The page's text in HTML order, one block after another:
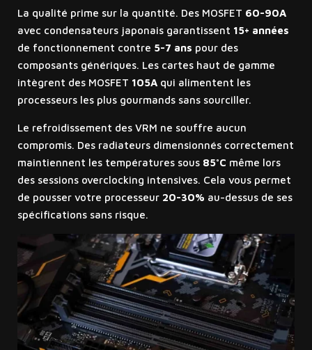
La qualité prime sur la quantité. Des MOSFET 60-90A
avec condensateurs japonais garantissent 15+ années
de fonctionnement contre 5-7 ans pour des
composants génériques. Les cartes haut de gamme
intègrent des MOSFET 105Aqui alimentent les
processeurs les plus gourmands sans sourciller.
Le refroidissement des VRM ne souffre aucun
compromis. Des radiateurs dimensionnés correctement
maintiennent les températures sous 85°C même lors
des sessions overclocking intensives. Cela vous permet
de pousser votre processeur 20-30% au-dessus de ses
spécifications sans risque.